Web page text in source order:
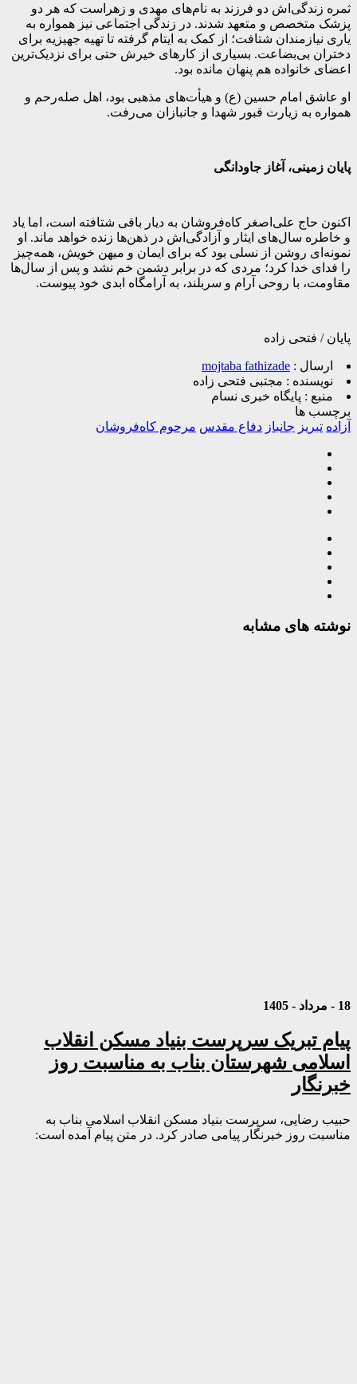
ثمره زندگی‌اش دو فرزند به نام‌های مهدی و زهراست که هر دو
پزشک متخصص و متعهد شدند. در زندگی اجتماعی نیز همواره به
یاری نیازمندان شتافت؛ از کمک به ایتام گرفته تا تهیه جهیزیه برای
دختران بی‌بضاعت. بسیاری از کارهای خیرش حتی برای نزدیک‌ترین
اعضای خانواده هم پنهان مانده بود.
او عاشق امام حسین (ع) و هیأت‌های مذهبی بود، اهل صله‌رحم و
همواره به زیارت قبور شهدا و جانبازان می‌رفت.
پایان زمینی، آغاز جاودانگی
اکنون حاج علی‌اصغر کاه‌فروشان به دیار باقی شتافته است، اما یاد
و خاطره سال‌های ایثار و آزادگی‌اش در ذهن‌ها زنده خواهد ماند. او
نمونه‌ای روشن از نسلی بود که برای ایمان و میهن خویش، همه‌چیز
را فدای خدا کرد؛ مردی که در برابر دشمن خم نشد و پس از سال‌ها
مقاومت، با روحی آرام و سربلند، به آرامگاه ابدی خود پیوست.
پایان / فتحی زاده
ارسال : mojtaba fathizade
نویسنده : مجتبی فتحی زاده
منبع : پایگاه خبری نسام
برچسب ها
آزاده تبریز جانباز دفاع مقدس مرحوم کاه‌فروشان
نوشته های مشابه
18 - مرداد - 1405
پیام تبریک سرپرست بنیاد مسکن انقلاب
اسلامی شهرستان بناب به مناسبت روز
خبرنگار
حبیب رضایی، سرپرست بنیاد مسکن انقلاب اسلامی بناب به
مناسبت روز خبرنگار پیامی صادر کرد. در متن پیام آمده است: